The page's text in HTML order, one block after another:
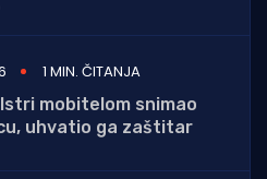
1 MIN. ČITANJA
mobitelom snimao
uhvatio ga zaštitar